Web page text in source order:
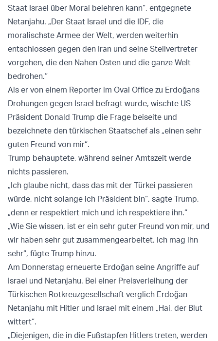
Staat Israel über Moral belehren kann“, entgegnete
Netanjahu. „Der Staat Israel und die IDF, die
moralischste Armee der Welt, werden weiterhin
entschlossen gegen den Iran und seine Stellvertreter
vorgehen, die den Nahen Osten und die ganze Welt
bedrohen.“
Als er von einem Reporter im Oval Office zu Erdoğans
Drohungen gegen Israel befragt wurde, wischte US-
Präsident Donald Trump die Frage beiseite und
bezeichnete den türkischen Staatschef als „einen sehr
guten Freund von mir“.
Trump behauptete, während seiner Amtszeit werde
nichts passieren.
„Ich glaube nicht, dass das mit der Türkei passieren
würde, nicht solange ich Präsident bin“, sagte Trump,
„denn er respektiert mich und ich respektiere ihn.“
„Wie Sie wissen, ist er ein sehr guter Freund von mir, und
wir haben sehr gut zusammengearbeitet. Ich mag ihn
sehr“, fügte Trump hinzu.
Am Donnerstag erneuerte Erdoğan seine Angriffe auf
Israel und Netanjahu. Bei einer Preisverleihung der
Türkischen Rotkreuzgesellschaft verglich Erdoğan
Netanjahu mit Hitler und Israel mit einem „Hai, der Blut
wittert“.
„Diejenigen, die in die Fußstapfen Hitlers treten, werden